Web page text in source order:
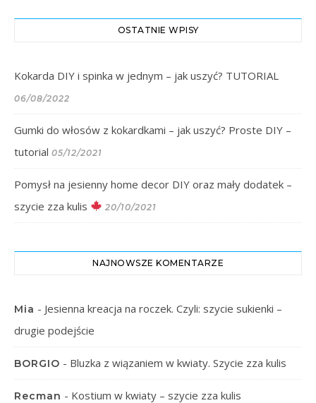
OSTATNIE WPISY
Kokarda DIY i spinka w jednym – jak uszyć? TUTORIAL
06/08/2022
Gumki do włosów z kokardkami – jak uszyć? Proste DIY –
tutorial 05/12/2021
Pomysł na jesienny home decor DIY oraz mały dodatek –
szycie zza kulis
20/10/2021
NAJNOWSZE KOMENTARZE
Mia - Jesienna kreacja na roczek. Czyli: szycie sukienki –
drugie podejście
BORGIO - Bluzka z wiązaniem w kwiaty. Szycie zza kulis
Recman - Kostium w kwiaty – szycie zza kulis